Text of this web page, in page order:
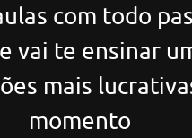
com todo
vai te ensinar
mais
momento